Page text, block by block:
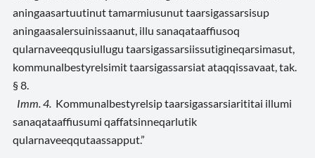
aningaasartuutinut tamarmiusunut taarsigassarsisup
aningaasalersuinissaanut, illu sanaqataaffiusoq
qularnaveeqqusiullugu taarsigassarsiissutigineqarsimasut,
kommunalbestyrelsimit taarsigassarsiat ataqqissavaat, tak.
§ 8.
Imm. 4. Kommunalbestyrelsip taarsigassarsiarititai illumi
sanaqataaffiusumi qaffatsinneqarlutik
qularnaveeqqutaassapput.”